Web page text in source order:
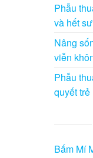
Phẫu
và hết
Nâng
viễn
Phẫu
quyết
Bấm Mí